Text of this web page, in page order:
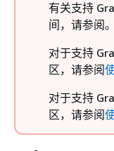
有关支持
间，请参阅。
对于支持
区，请参阅
对于支持
区，请参阅